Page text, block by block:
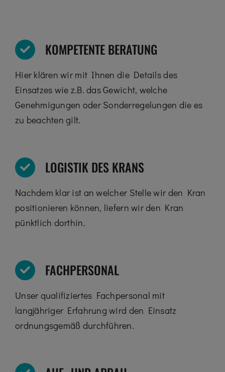
KOMPETENTE BERATUNG
Hier klären wir mit Ihnen die Details des
Einsatzes wie z.B. das Gewicht, welche
Genehmigungen oder Sonderregelungen die es
zu beachten gilt.
LOGISTIK DES KRANS
Nachdem klar ist an welcher Stelle wir den Kran
positionieren können, liefern wir den Kran
pünktlich dorthin.
FACHPERSONAL
Unser qualifiziertes Fachpersonal mit
langjähriger Erfahrung wird den Einsatz
ordnungsgemäß durchführen.